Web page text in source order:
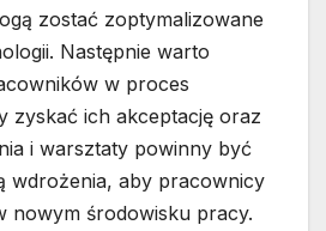
zostać zoptymalizowane
Następnie warto
w proces
zyskać ich akceptację oraz
i warsztaty powinny być
wdrożenia, aby pracownicy
nowym środowisku pracy.